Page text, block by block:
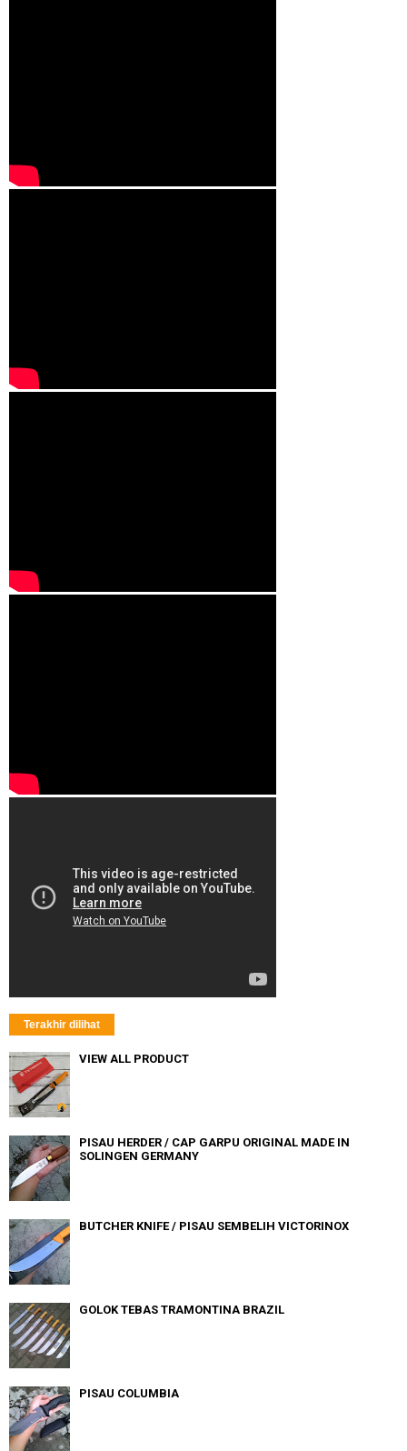
Terakhir dilihat
VIEW ALL PRODUCT
PISAU HERDER / CAP GARPU ORIGINAL MADE IN
SOLINGEN GERMANY
BUTCHER KNIFE / PISAU SEMBELIH VICTORINOX
GOLOK TEBAS TRAMONTINA BRAZIL
PISAU COLUMBIA